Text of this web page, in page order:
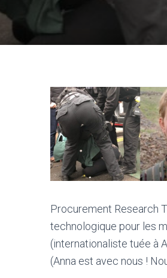
Procurement Research
technologique pour les
(internationaliste tuée à
(Anna est avec nous !